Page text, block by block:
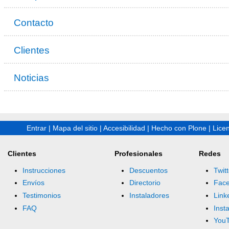
Contacto
Clientes
Noticias
Entrar | Mapa del sitio | Accesibilidad | Hecho con Plone |
Clientes
Instrucciones
Envíos
Testimonios
FAQ
Profesionales
Descuentos
Directorio
Instaladores
Redes